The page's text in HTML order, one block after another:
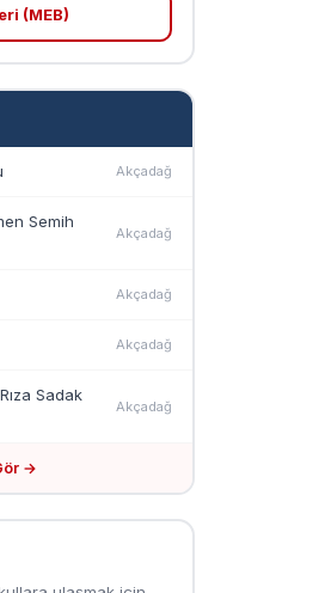
(MEB)
Akçadağ
Semih
Akçadağ
Akçadağ
Akçadağ
Sadak
Akçadağ
→